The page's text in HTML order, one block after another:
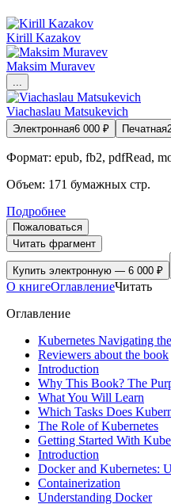
Kirill Kazakov
Maksim Muravev
Viachaslau Matsukevich
Электронная6 000 ₽ Печатная
Формат: epub, fb2, pdfRead,
Объем: 171 бумажных стр.
Подробнее
Пожаловаться
Читать фрагмент
Купить электронную — 6 000 ₽
О книгеОглавлениеЧитать
Оглавление
Kubernetes Navigating
Reviewers about the book
Introduction
Why This Book? The
What You Will Learn
Which Tasks Does
The Role of Kubernetes
Getting Started With
Introduction
Docker and Kubernetes:
Containerization
Understanding Docker